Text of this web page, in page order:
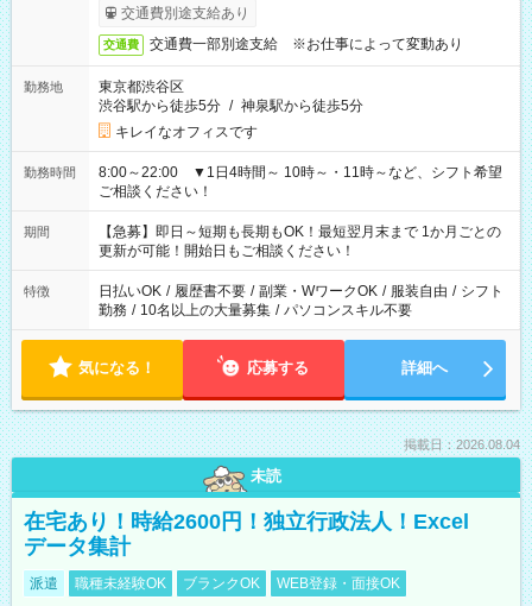
交通費別途支給あり
交通費 交通費一部別途支給 ※お仕事によって変動あり
勤務地
東京都渋谷区
渋谷駅から徒歩5分 / 神泉駅から徒歩5分
キレイなオフィスです
勤務時間
8:00～22:00 ▼1日4時間～ 10時～・11時～など、シフト希望
ご相談ください！
期間
【急募】即日～短期も長期もOK！最短翌月末まで 1か月ごとの
更新が可能！開始日もご相談ください！
特徴 日払いOK / 履歴書不要 / 副業・WワークOK / 服装自由 / シフト
勤務 / 10名以上の大量募集 / パソコンスキル不要
気になる！ 応募する 詳細へ
掲載日：2026.08.04
未読
在宅あり！時給2600円！独立行政法人！Excel
データ集計
派遣 職種未経験OK ブランクOK WEB登録・面接OK